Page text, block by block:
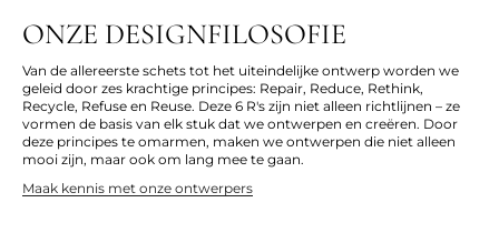
ONZE DESIGNFILOSOFIE
Van de allereerste schets tot het uiteindelijke ontwerp worden we
geleid door zes krachtige principes: Repair, Reduce, Rethink,
Recycle, Refuse en Reuse. Deze 6 R's zijn niet alleen richtlijnen – ze
vormen de basis van elk stuk dat we ontwerpen en creëren. Door
deze principes te omarmen, maken we ontwerpen die niet alleen
mooi zijn, maar ook om lang mee te gaan.
Maak kennis met onze ontwerpers